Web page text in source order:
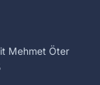
Mehmet Öter